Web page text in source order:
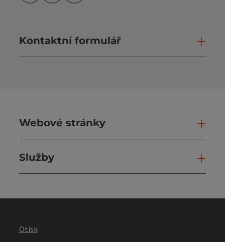
Kontaktní formulář
Webové stránky
Služby
Otisk